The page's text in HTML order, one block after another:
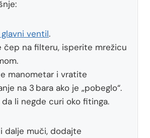
ventil.
čep na filteru, isperite mrežicu
manometar i vratite
na 3 bara ako je „pobeglo“.
li negde curi oko fitinga.
dalje muči, dodajte